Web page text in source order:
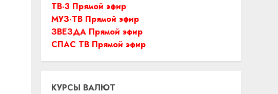
ТВ-3 Прямой эфир
МУЗ-ТВ Прямой эфир
ЗВЕЗДА Прямой эфир
СПАС ТВ Прямой эфир
КУРСЫ ВАЛЮТ